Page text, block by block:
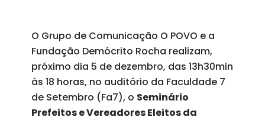
O Grupo de Comunicação O POVO e a
Fundação Demócrito Rocha realizam,
próximo dia 5 de dezembro, das 13h30min
às 18 horas, no auditório da Faculdade 7
de Setembro (Fa7), o Seminário
Prefeitos e Vereadores Eleitos da